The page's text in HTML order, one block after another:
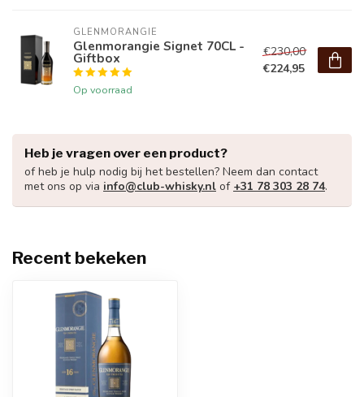
GLENMORANGIE
Glenmorangie Signet 70CL -
Giftbox
Op voorraad
€230,00
€224,95
Heb je vragen over een product?
of heb je hulp nodig bij het bestellen? Neem dan contact
met ons op via info@club-whisky.nl of +31 78 303 28 74.
Recent bekeken